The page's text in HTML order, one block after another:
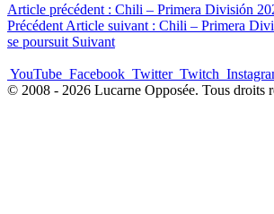
Article précédent : Chili – Primera División
Précédent Article suivant : Chili – Primera
se poursuit Suivant
YouTube Facebook Twitter Twitch
© 2008 - 2026 Lucarne Opposée. Tous droits